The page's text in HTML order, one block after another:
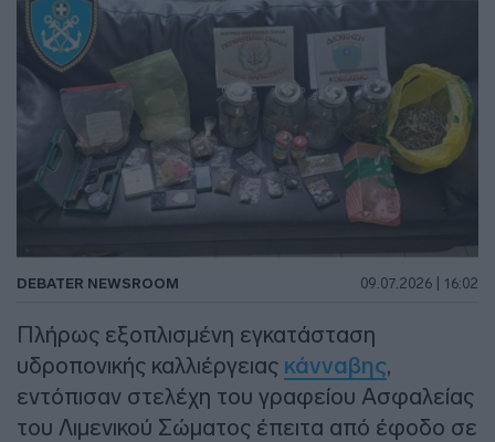
DEBATER NEWSROOM 09.07.2026 | 16:02
Πλήρως εξοπλισμένη εγκατάσταση
υδροπονικής καλλιέργειας κάνναβης,
εντόπισαν στελέχη του γραφείου Ασφαλείας
του Λιμενικού Σώματος έπειτα από έφοδο σε